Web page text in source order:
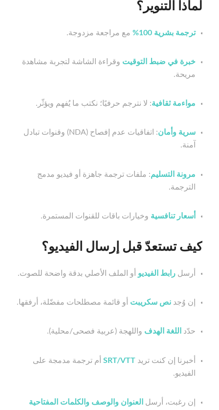
لماذا التنوير؟
ترجمة بشرية 100% مع مراجعة مزدوجة.
خبرة في ضبط التوقيت وقراءة الشاشة لتجربة مشاهدة
مريحة.
مواءمة ثقافية: لا نترجم حرفيًا؛ نكتب ما يُفهم ويؤثّر.
سرية وأمان
: اتفاقيات عدم إفصاح (NDA) وقنوات تبادل
آمنة.
مرونة التسليم: ملفات ترجمة جاهزة أو فيديو مدمج
الترجمة.
أسعار تنافسية وخيارات باقات للقنوات المستمرة.
كيف تستعدّ قبل إرسال الفيديو؟
أرسل رابط الفيديو أو الملف الأصلي بدقة واضحة للصوت.
إن وُجد نص سكريبت أو قائمة مصطلحات مفضّلة، أرفقها.
حدّد اللغة الهدف واللهجة (عربية فصحى/محلية).
أخبرنا إن كنت تريد SRT/VTTأم ترجمة مدمجة على
الفيديو.
إن رغبت، أرسل
العنوان والوصف والكلمات المفتاحية